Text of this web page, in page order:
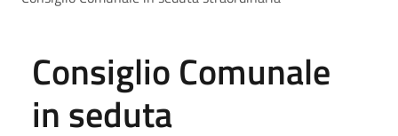
Consiglio Comunale
in seduta